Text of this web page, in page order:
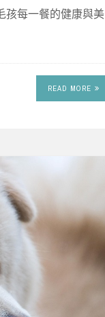
孩每一餐的健康與美
READ MORE